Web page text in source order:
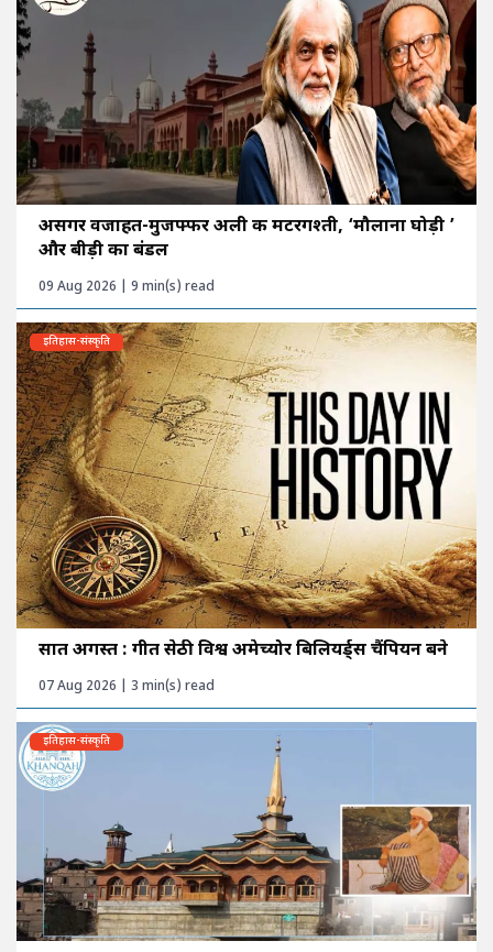
असगर वजाहत-मुजफ्फर अली की मटरगश्ती, ‘मौलाना घोड़ी ’
और बीड़ी का बंडल
09 Aug 2026 | 9 min(s) read
इतिहास-संस्कृति
सात अगस्त : गीत सेठी विश्व अमेच्योर बिलियर्ड्स चैंपियन बने
07 Aug 2026 | 3 min(s) read
इतिहास-संस्कृति